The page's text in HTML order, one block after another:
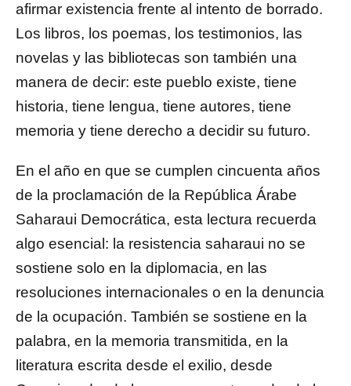
afirmar existencia frente al intento de borrado.
Los libros, los poemas, los testimonios, las
novelas y las bibliotecas son también una
manera de decir: este pueblo existe, tiene
historia, tiene lengua, tiene autores, tiene
memoria y tiene derecho a decidir su futuro.
En el año en que se cumplen cincuenta años
de la proclamación de la República Árabe
Saharaui Democrática, esta lectura recuerda
algo esencial: la resistencia saharaui no se
sostiene solo en la diplomacia, en las
resoluciones internacionales o en la denuncia
de la ocupación. También se sostiene en la
palabra, en la memoria transmitida, en la
literatura escrita desde el exilio, desde